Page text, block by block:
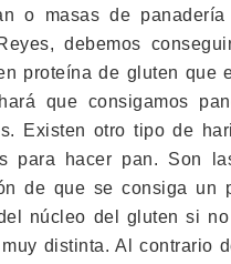
o masas de panadería
debemos
proteína de gluten que
que consigamos
Existen otro tipo de
para hacer pan. Son
de que se consiga un
núcleo del gluten si
distinta. Al contrario